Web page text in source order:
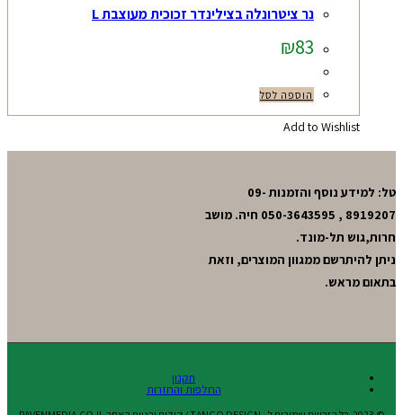
נר ציטרונלה בצילינדר זכוכית מעוצבת L
₪83
הוספה לסל
Add to Wishlist
טל: למידע נוסף והזמנות 09-
8919207 , 050-3643595 חיה. מושב
חרות,גוש תל-מונד.
ניתן להיתרשם ממגוון המוצרים, וזאת
בתאום מראש.
תקנון
החלפות והחזרות